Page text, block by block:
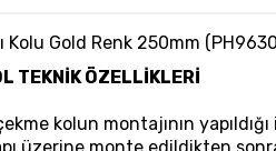
Kolu Gold Renk 250mm
TEKNİK ÖZELLİKLERİ
kolun montajının